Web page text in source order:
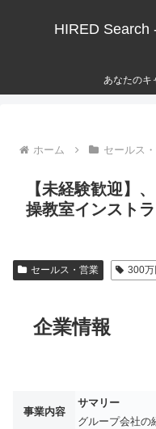
HIRED Search
あなたのキ
ホーム セールス
【未経験歓迎】
操教室インスト
セールス・営業 300万
企業情報
事業内容
サマリー
グループ会社の